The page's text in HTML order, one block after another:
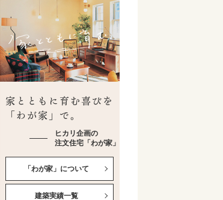
家とともに育む喜びを
「わが家」で。
ヒカリ企画の
注文住宅「わが家」
「わが家」について
建築実績一覧